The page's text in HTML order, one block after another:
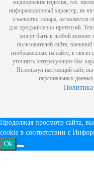
медицинские изделия, тех.
информационный характер, не
о качестве товара, не является
для предъявления претензий.
могут быть в любой момент
пользователей сайта,
изображенных на сайте, в связи
уточнить интересующие Вас
Используя настоящий сайт, вы
персональных
Продолжая просмотр сайта,
cookie в соответствии с
Ok